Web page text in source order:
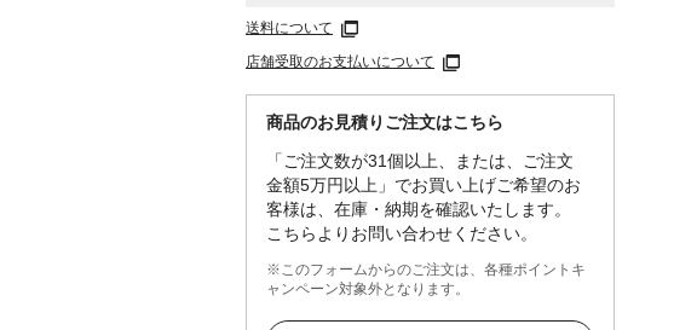
送料について
店舗受取のお支払いについて
商品のお見積りご注文はこちら
「ご注文数が31個以上、または、ご注文
金額5万円以上」でお買い上げご希望のお
客様は、在庫・納期を確認いたします。
こちらよりお問い合わせください。
※このフォームからのご注文は、各種ポイントキ
ャンペーン対象外となります。